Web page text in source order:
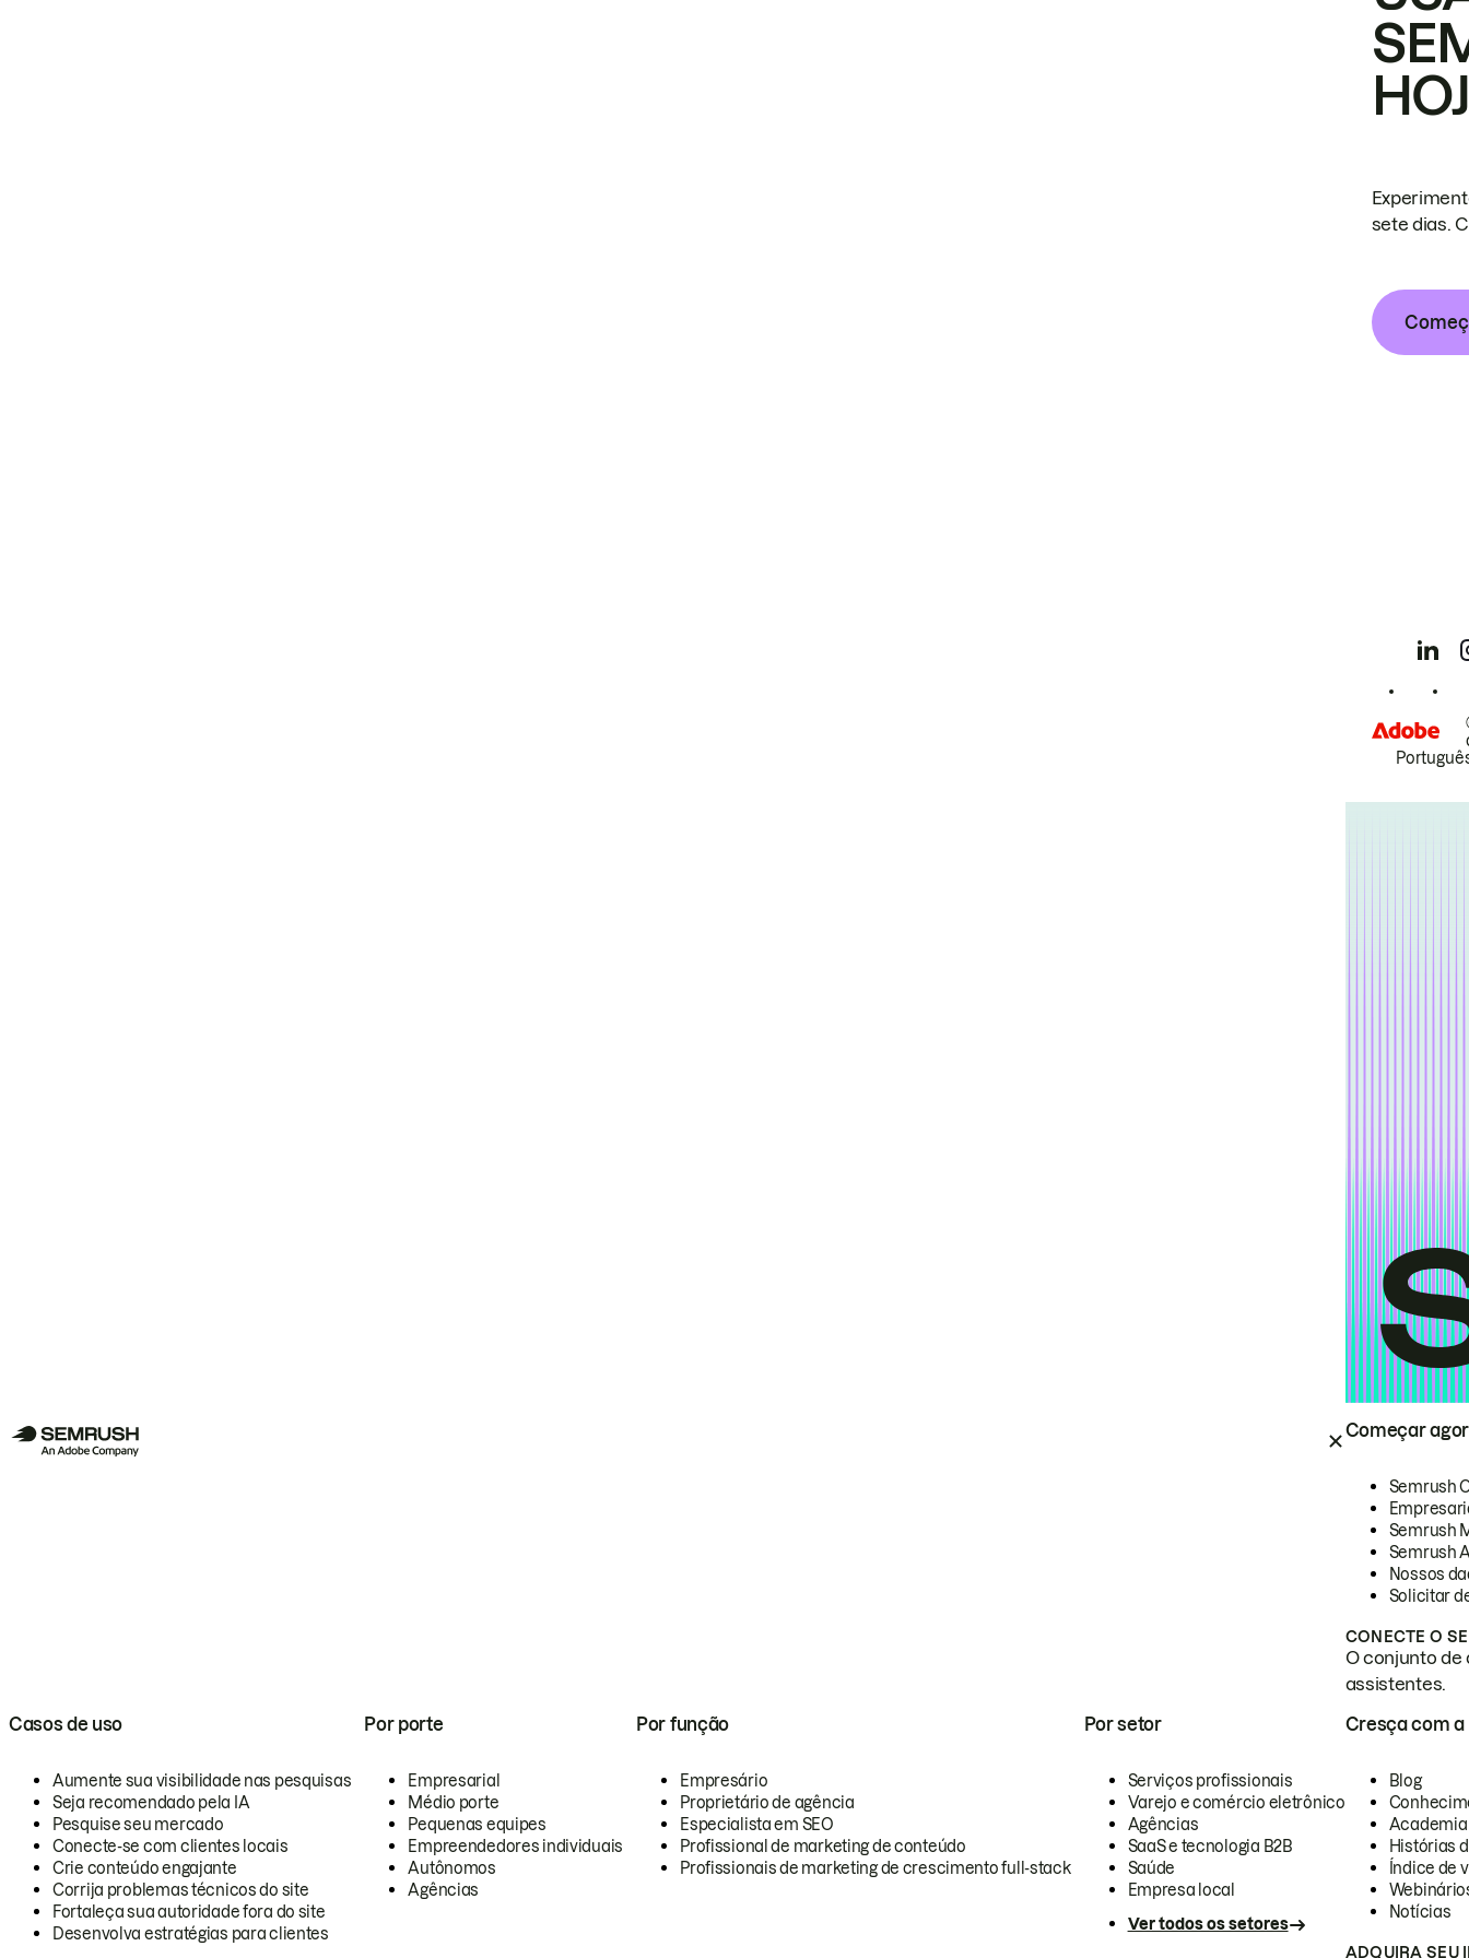
Começar
Semrush
Semrush
Semrush
Nossos
Solicitar
CONECTE O
O conjunto de
assistentes.
Casos de uso
Aumente sua visibilidade nas pesquisas
Seja recomendado pela IA
Pesquise seu mercado
Conecte-se com clientes locais
Crie conteúdo engajante
Corrija problemas técnicos do site
Fortaleça sua autoridade fora do site
Desenvolva estratégias para clientes
Por porte
Empresarial
Médio porte
Pequenas equipes
Empreendedores individuais
Autônomos
Agências
Por função
Empresário
Proprietário de agência
Especialista em SEO
Profissional de marketing de conteúdo
Profissionais de marketing de crescimento full-stack
Por setor
Serviços profissionais
Varejo e comércio eletrônico
Agências
SaaS e tecnologia B2B
Saúde
Empresa local
Ver todos os setores
Cresça com a
Blog
Academia
Histórias
Índice de
Notícias
ADQUIRA SEU
sete dias.